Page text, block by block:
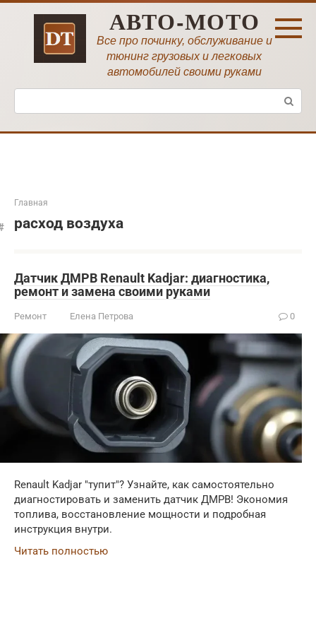
Перейти
АВТО-МОТО
Все про починку, обслуживание и
тюнинг грузовых и легковых
автомобилей своими руками
Поиск:
Главная
расход воздуха
Датчик ДМРВ Renault Kadjar: диагностика,
ремонт и замена своими руками
Ремонт Елена Петрова 0
Renault Kadjar "тупит"? Узнайте, как самостоятельно
диагностировать и заменить датчик ДМРВ! Экономия
топлива, восстановление мощности и подробная
инструкция внутри.
Читать полностью